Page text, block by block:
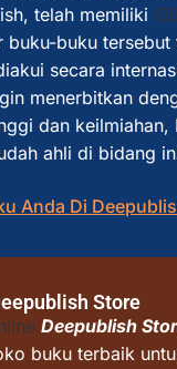
telah memiliki
buku-buku tersebut
secara
menerbitkan
dan keilmiahan,
ahli di bidang
Anda Di
Store
Deepublish
buku terbaik